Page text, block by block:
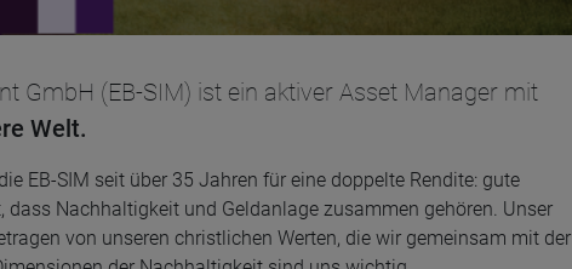
GmbH (EB-SIM) ist ein aktiver Asset Manager mit
Welt.
EB-SIM seit über 35 Jahren für eine doppelte Rendite: gute
Nachhaltigkeit und Geldanlage zusammen gehören. Unser
von unseren christlichen Werten, die wir gemeinsam mit der